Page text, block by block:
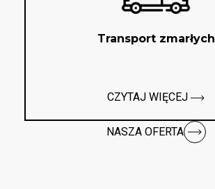
Transport zmarłych
CZYTAJ WIĘCEJ
NASZA OFERTA